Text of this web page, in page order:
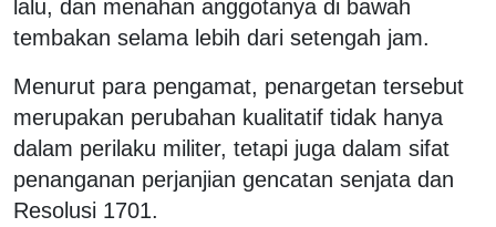
lalu, dan menahan anggotanya di bawah
tembakan selama lebih dari setengah jam.
Menurut para pengamat, penargetan tersebut
merupakan perubahan kualitatif tidak hanya
dalam perilaku militer, tetapi juga dalam sifat
penanganan perjanjian gencatan senjata dan
Resolusi 1701.